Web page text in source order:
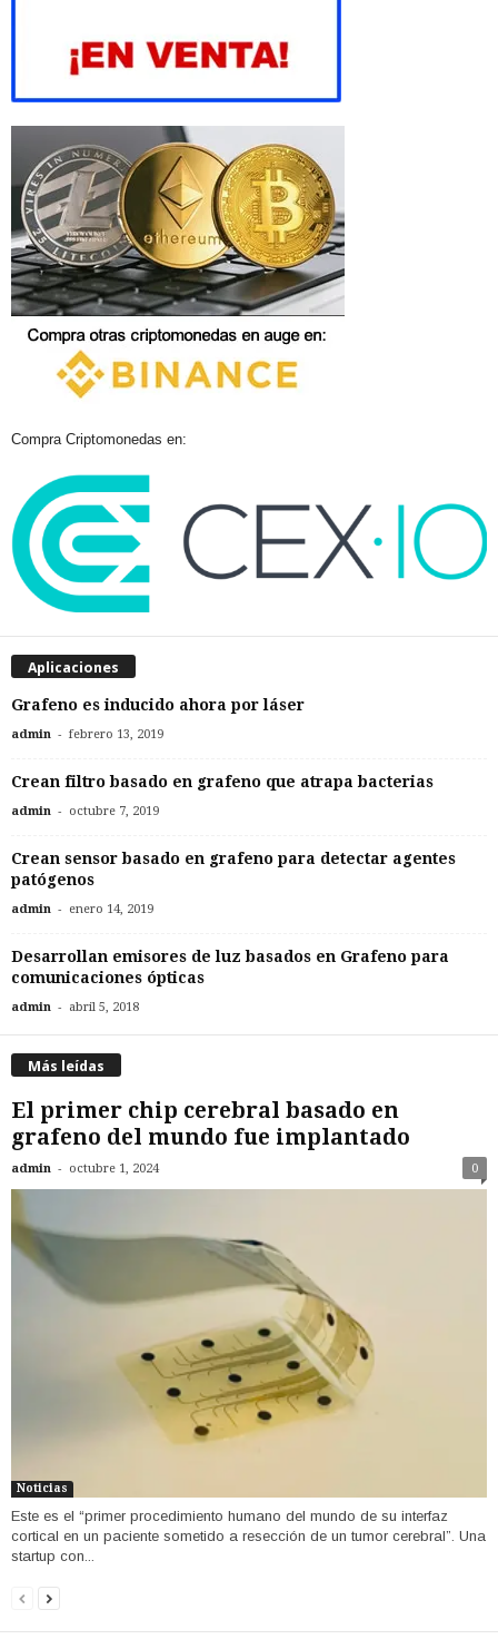
Compra Criptomonedas en:
Aplicaciones
Grafeno es inducido ahora por láser
admin - febrero 13, 2019
Crean filtro basado en grafeno que atrapa bacterias
admin - octubre 7, 2019
Crean sensor basado en grafeno para detectar agentes
patógenos
admin - enero 14, 2019
Desarrollan emisores de luz basados en Grafeno para
comunicaciones ópticas
admin - abril 5, 2018
Más leídas
El primer chip cerebral basado en
grafeno del mundo fue implantado
admin - octubre 1, 2024 0
Noticias
Este es el “primer procedimiento humano del mundo de su interfaz
cortical en un paciente sometido a resección de un tumor cerebral”. Una
startup con...